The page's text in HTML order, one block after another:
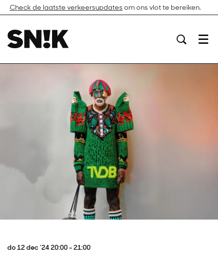
Check de laatste verkeersupdates om ons vlot te bereiken.
Menu
do 12 dec '2420:00 - 21:00